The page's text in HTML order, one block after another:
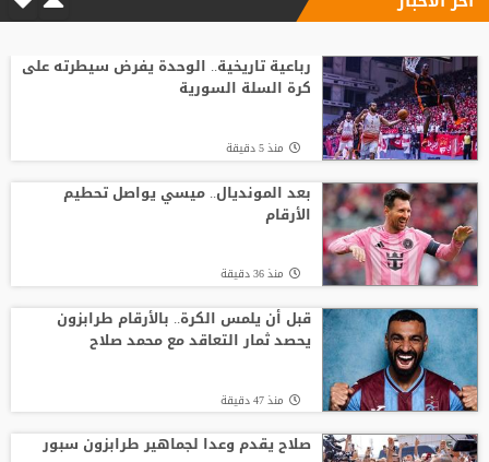
بـ"المخادع"
تصريح رسمي يعقد مهمة برشلونة في
صفقة المستقبل
صدام في تدريبات أتلتيكو.. ألفاريز يطالب
سيميوني بتسهيل رحيله لبرشلونة
رباعية تاريخية.. الوحدة يفرض سيطرته على
كرة السلة السورية
منذ 5 دقيقة
بعد المونديال.. ميسي يواصل تحطيم
الأرقام
منذ 36 دقيقة
قبل أن يلمس الكرة.. بالأرقام طرابزون
يحصد ثمار التعاقد مع محمد صلاح
منذ 47 دقيقة
صلاح يقدم وعدا لجماهير طرابزون سبور